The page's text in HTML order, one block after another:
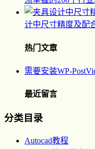
计中尺寸精度及配
热门文章
需要安装WP-
最近留言
分类目录
Autocad教程